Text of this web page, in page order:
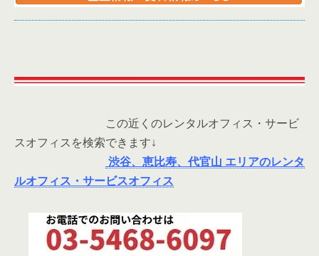
この近くのレンタルオフィス・サービ
スオフィスを検索できます↓
渋谷、恵比寿、代官山 エリアのレンタ
ルオフィス・サービスオフィス